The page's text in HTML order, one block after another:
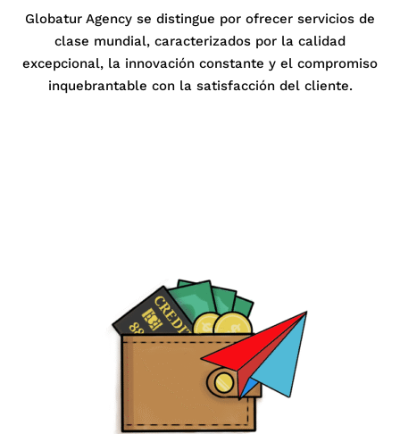
Globatur Agency se distingue por ofrecer servicios de
clase mundial, caracterizados por la calidad
excepcional, la innovación constante y el compromiso
inquebrantable con la satisfacción del cliente.